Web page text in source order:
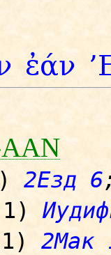
ἐάν
2Езд 6
2Мак